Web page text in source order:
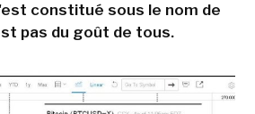
constitué sous le nom de
pas du goût de tous.